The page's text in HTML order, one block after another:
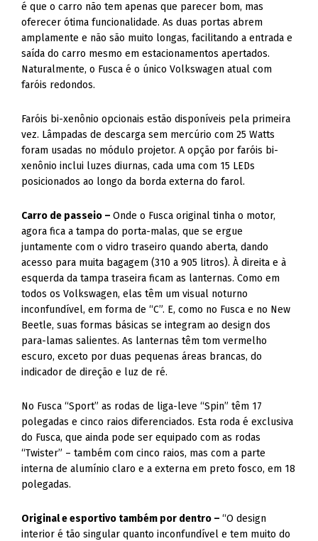
é que o carro não tem apenas que parecer bom, mas
oferecer ótima funcionalidade. As duas portas abrem
amplamente e não são muito longas, facilitando a entrada e
saída do carro mesmo em estacionamentos apertados.
Naturalmente, o Fusca é o único Volkswagen atual com
faróis redondos.
Faróis bi-xenônio opcionais estão disponíveis pela primeira
vez. Lâmpadas de descarga sem mercúrio com 25 Watts
foram usadas no módulo projetor. A opção por faróis bi-
xenônio inclui luzes diurnas, cada uma com 15 LEDs
posicionados ao longo da borda externa do farol.
Carro de passeio –Onde o Fusca original tinha o motor,
agora fica a tampa do porta-malas, que se ergue
juntamente com o vidro traseiro quando aberta, dando
acesso para muita bagagem (310 a 905 litros). À direita e à
esquerda da tampa traseira ficam as lanternas. Como em
todos os Volkswagen, elas têm um visual noturno
inconfundível, em forma de “C”. E, como no Fusca e no New
Beetle, suas formas básicas se integram ao design dos
para-lamas salientes. As lanternas têm tom vermelho
escuro, exceto por duas pequenas áreas brancas, do
indicador de direção e luz de ré.
No Fusca “Sport” as rodas de liga-leve “Spin” têm 17
polegadas e cinco raios diferenciados. Esta roda é exclusiva
do Fusca, que ainda pode ser equipado com as rodas
“Twister” – também com cinco raios, mas com a parte
interna de alumínio claro e a externa em preto fosco, em 18
polegadas.
Original e esportivo também por dentro –“O design
interior é tão singular quanto inconfundível e tem muito do